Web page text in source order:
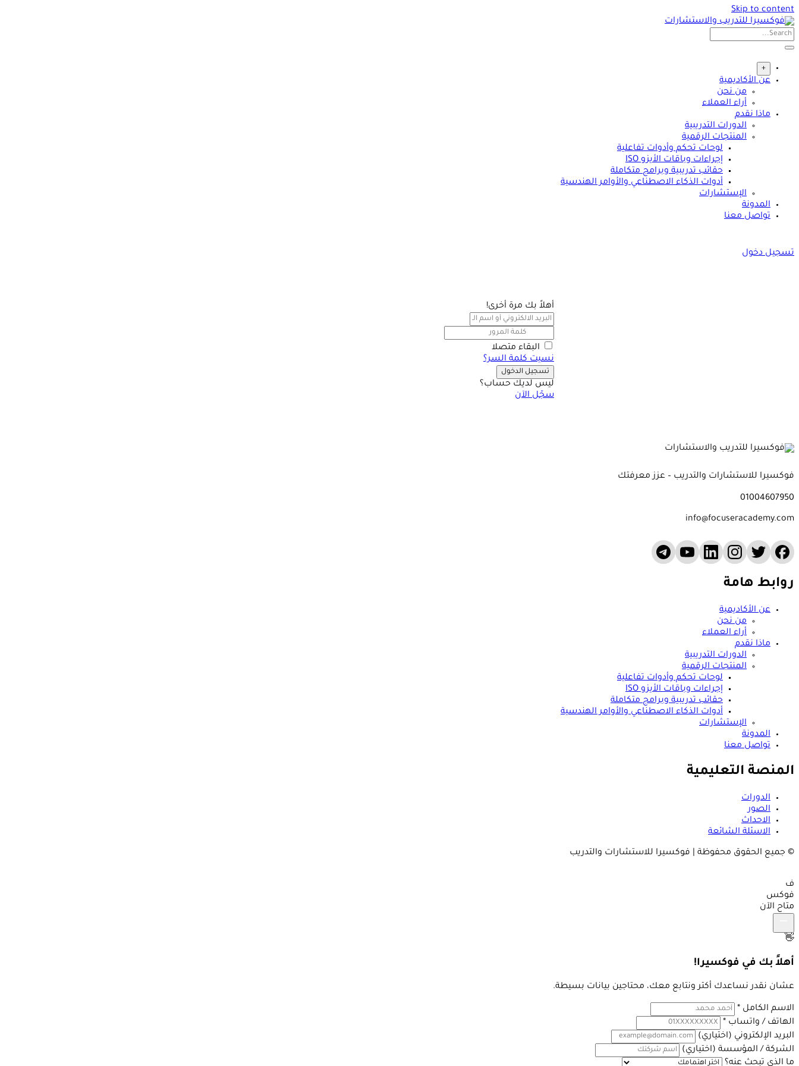
Skip to content
+
عن الأكاديمية
من نحن
أراء العملاء
ماذا نقدم
الدورات التدريبية
المنتجات الرقمية
لوحات تحكم وأدوات تفاعلية
إجراءات وباقات الأيزو ISO
حقائب تدريبية وبرامج متكاملة
أدوات الذكاء الاصطناعي والأوامر الهندسية
الإستشارات
المدونة
تواصل معنا
تسجيل دخول
أهلاً بك مرة أخرى!
البقاء متصلا
نسيت كلمة السر؟
تسجيل الدخول
ليس لديك حساب؟
سجّل الآن
فوكسيرا للاستشارات والتدريب – عزز معرفتك
01004607950
info@focuseracademy.com
روابط هامة
عن الأكاديمية
من نحن
أراء العملاء
ماذا نقدم
الدورات التدريبية
المنتجات الرقمية
لوحات تحكم وأدوات تفاعلية
إجراءات وباقات الأيزو ISO
حقائب تدريبية وبرامج متكاملة
أدوات الذكاء الاصطناعي والأوامر الهندسية
الإستشارات
المدونة
تواصل معنا
المنصة التعليمية
الدورات
الصور
الاحداث
الاسئلة الشائعة
© جميع الحقوق محفوظة | فوكسيرا للاستشارات والتدريب
ف
فوكس
متاح الآن
👋
أهلاً بك في فوكسيرا!
عشان نقدر نساعدك أكتر ونتابع معك، محتاجين بيانات بسيطة.
الاسم الكامل *
الهاتف / واتساب *
البريد الإلكتروني (اختياري)
الشركة / المؤسسة (اختياري)
ما الذي تبحث عنه؟